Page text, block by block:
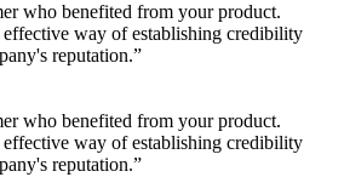
who benefited from your product.
way of establishing credibility
reputation.”
who benefited from your product.
way of establishing credibility
reputation.”